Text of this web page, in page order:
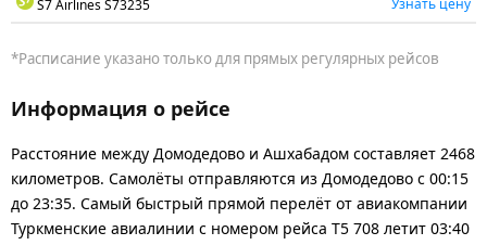
S7 AirlinesS73235 Узнать цену
*Расписание указано только для прямых регулярных рейсов
Информация о рейсе
Расстояние между Домодедово и Ашхабадом составляет 2468
километров. Самолёты отправляются из Домодедово с 00:15
до 23:35. Самый быстрый прямой перелёт от авиакомпании
Туркменские авиалинии с номером рейса T5 708 летит 03:40